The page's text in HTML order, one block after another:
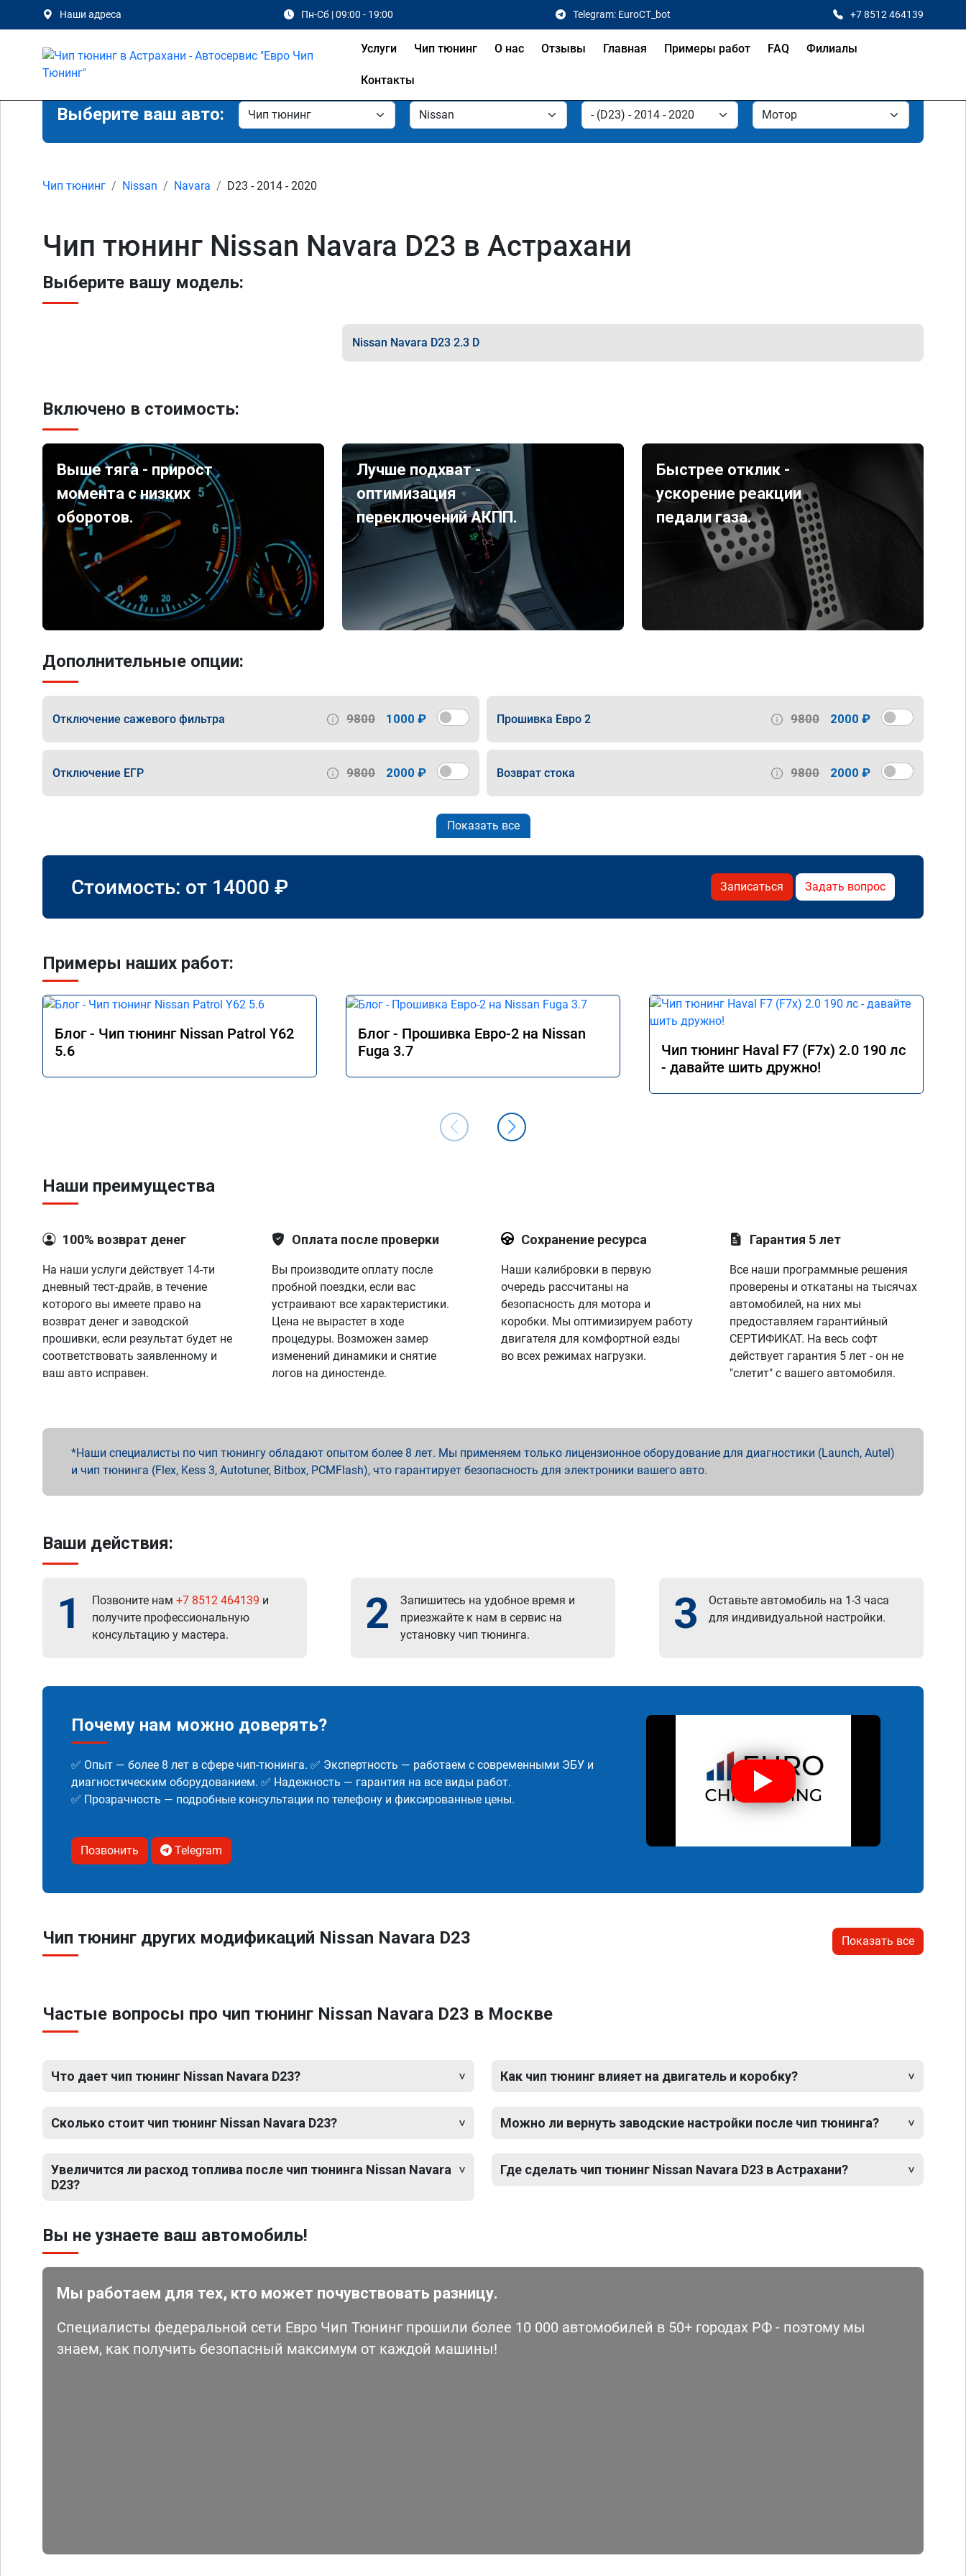
Наши адреса Пн-Сб | 09:00 - 19:00 Telegram: EuroCT_bot +7 8512 464139
Услуги Чип тюнинг О нас Отзывы Главная Примеры работ FAQ Филиалы
Контакты
Выберите ваш авто:
Чип тюнинг Nissan Navara D23 - 2014 - 2020
Чип тюнинг Nissan Navara D23 в Астрахани
Выберите вашу модель:
Nissan Navara D23 2.3 D
Включено в стоимость:
Выше тяга - прирост
момента с низких
оборотов.
Лучше подхват -
оптимизация
переключений АКПП.
Быстрее отклик -
ускорение реакции
педали газа.
Дополнительные опции:
Отключение сажевого фильтра 9800 1000 ₽ Прошивка Евро 2 9800 2000 ₽
Отключение ЕГР 9800 2000 ₽ Возврат стока 9800 2000 ₽
Показать все
Стоимость: от 14000 ₽ Записаться Задать вопрос
Примеры наших работ:
Блог - Чип тюнинг Nissan Patrol Y62
5.6
Блог - Прошивка Евро-2 на Nissan
Fuga 3.7
Чип тюнинг Haval F7 (F7x) 2.0 190 лс
- давайте шить дружно!
Наши преимущества
100% возврат денег
На наши услуги действует 14-ти
дневный тест-драйв, в течение
которого вы имеете право на
возврат денег и заводской
прошивки, если результат будет не
соответствовать заявленному и
ваш авто исправен.
Оплата после проверки
Вы производите оплату после
пробной поездки, если вас
устраивают все характеристики.
Цена не вырастет в ходе
процедуры. Возможен замер
изменений динамики и снятие
логов на диностенде.
Сохранение ресурса
Наши калибровки в первую
очередь рассчитаны на
безопасность для мотора и
коробки. Мы оптимизируем работу
двигателя для комфортной езды
во всех режимах нагрузки.
Гарантия 5 лет
Все наши программные решения
проверены и откатаны на тысячах
автомобилей, на них мы
предоставляем гарантийный
СЕРТИФИКАТ. На весь софт
действует гарантия 5 лет - он не
"слетит" с вашего автомобиля.
Наши специалисты по чип тюнингу обладают опытом более 8 лет. Мы применяем только лицензионное оборудование для диагностики (Launch, Autel)
и чип тюнинга (Flex, Kess 3, Autotuner, Bitbox, PCMFlash), что гарантирует безопасность для электроники вашего авто.
Ваши действия:
1 Позвоните нам +7 8512 464139 и
получите профессиональную
консультацию у мастера.
2
Запишитесь на удобное время и
приезжайте к нам в сервис на
установку чип тюнинга.
3
Оставьте автомобиль на 1-3 часа
для индивидуальной настройки.
Почему нам можно доверять?
✅ Опыт — более 8 лет в сфере чип-тюнинга. ✅ Экспертность — работаем с современными ЭБУ и
диагностическим оборудованием. ✅ Надежность — гарантия на все виды работ.
✅ Прозрачность — подробные консультации по телефону и фиксированные цены.
Позвонить Telegram
Чип тюнинг других модификаций Nissan Navara D23 Показать все
Частые вопросы про чип тюнинг Nissan Navara D23 в Москве
Что дает чип тюнинг Nissan Navara D23?
Сколько стоит чип тюнинг Nissan Navara D23?
Увеличится ли расход топлива после чип тюнинга Nissan Navara
D23?
Как чип тюнинг влияет на двигатель и коробку?
Можно ли вернуть заводские настройки после чип тюнинга?
Где сделать чип тюнинг Nissan Navara D23 в Астрахани?
Вы не узнаете ваш автомобиль!
Мы работаем для тех, кто может почувствовать разницу.
Специалисты федеральной сети Евро Чип Тюнинг прошили более 10 000 автомобилей в 50+ городах РФ - поэтому мы
знаем, как получить безопасный максимум от каждой машины!